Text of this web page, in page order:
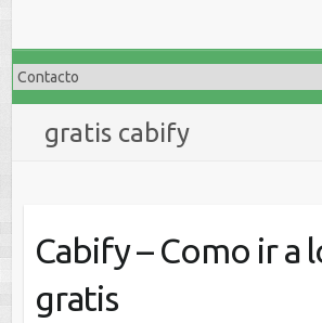
gratis cabify
Cabify – Como ir a
gratis